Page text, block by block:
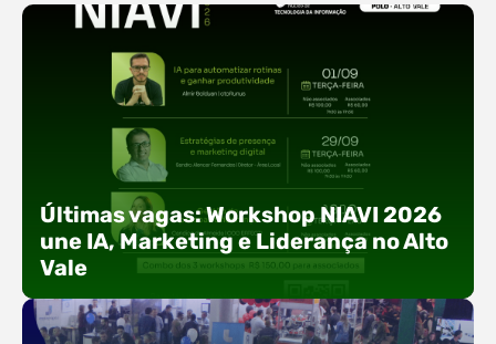
Últimas vagas: Workshop NIAVI 2026
une IA, Marketing e Liderança no Alto
Vale